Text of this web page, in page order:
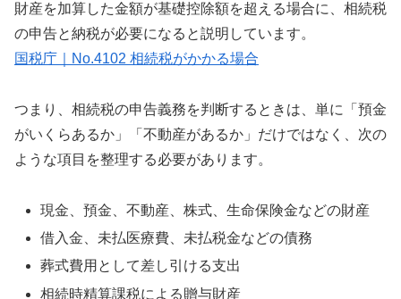
財産を加算した金額が基礎控除額を超える場合に、相続税
の申告と納税が必要になると説明しています。
国税庁｜No.4102 相続税がかかる場合
つまり、相続税の申告義務を判断するときは、単に「預金
がいくらあるか」「不動産があるか」だけではなく、次の
ような項目を整理する必要があります。
現金、預金、不動産、株式、生命保険金などの財産
借入金、未払医療費、未払税金などの債務
葬式費用として差し引ける支出
相続時精算課税による贈与財産